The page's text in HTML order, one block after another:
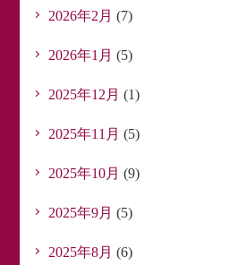
2026年2月 (7)
2026年1月 (5)
2025年12月 (1)
2025年11月 (5)
2025年10月 (9)
2025年9月 (5)
2025年8月 (6)